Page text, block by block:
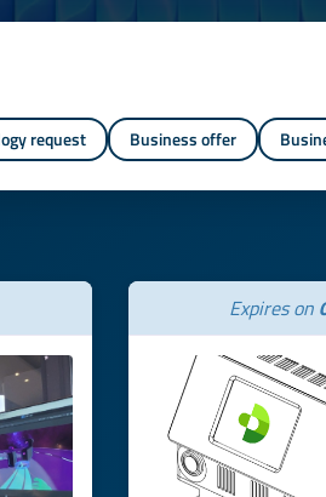
request Business offer
Expires on